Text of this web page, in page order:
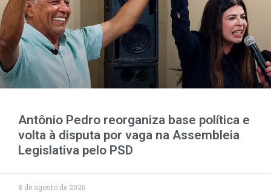
Antônio Pedro reorganiza base política e
volta à disputa por vaga na Assembleia
Legislativa pelo PSD
8 de agosto de 2026